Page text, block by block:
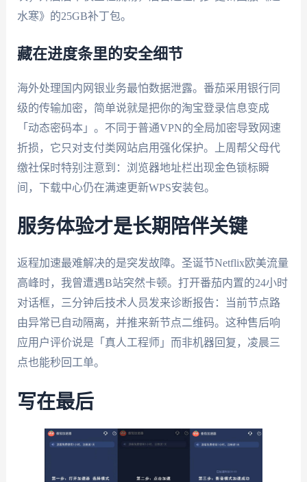
水寒》的25GB补丁包。
藏在进度条里的安全细节
海外处理国内网银业务最怕数据泄露。番茄采用银行同
级的传输加密，简单说就是把你的淘宝登录信息变成
「动态密码本」。不同于普通VPN的全局加密导致网速
折损，它只对支付类网站启用强化保护。上周帮父母代
缴社保时特别注意到：浏览器地址栏出现金色锁标瞬
间，下载中心仍在满速更新WPS安装包。
服务体验才是长期陪伴关键
返程加速最难解决的是突发故障。圣诞节Netflix欧美流量
高峰时，我曾遭遇B站突然卡顿。打开番茄内置的24小时
对话框，三分钟后技术人员发来诊断报告：当前节点路
由异常已自动隔离，并推来新节点二维码。这种售后响
应用户评价说是「真人工程师」而非机器回复，凌晨三
点也能秒回工单。
写在最后